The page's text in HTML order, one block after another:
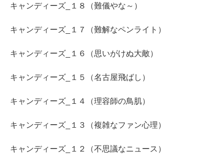
キャンディーズ_１８（難儀やな～）
キャンディーズ_１７（難解なペンライト）
キャンディーズ_１６（思いがけぬ大敵）
キャンディーズ_１５（名古屋飛ばし）
キャンディーズ_１４（理容師の鳥肌）
キャンディーズ_１３（複雑なファン心理）
キャンディーズ_１２（不思議なニュース）